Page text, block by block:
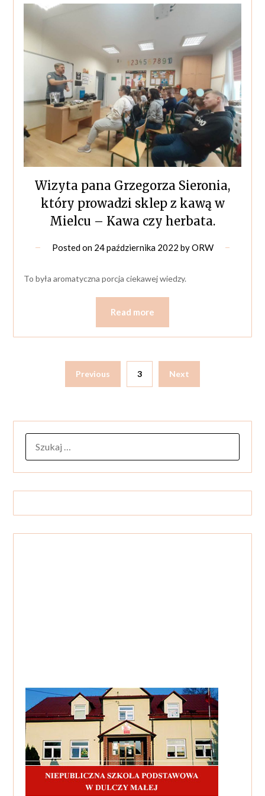
Wizyta pana Grzegorza Sieronia,
który prowadzi sklep z kawą w
Mielcu – Kawa czy herbata.
Posted on 24 października 2022 byORW
To była aromatyczna porcja ciekawej wiedzy.
Read more
Previous 3 Next